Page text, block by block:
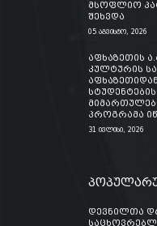
მსოფლიო
შეხვდა
05 აგვისტო, 2026
აფხაზეთის
კულტურის
პროგრამა
31 ივლისი, 2026
დევნილთა